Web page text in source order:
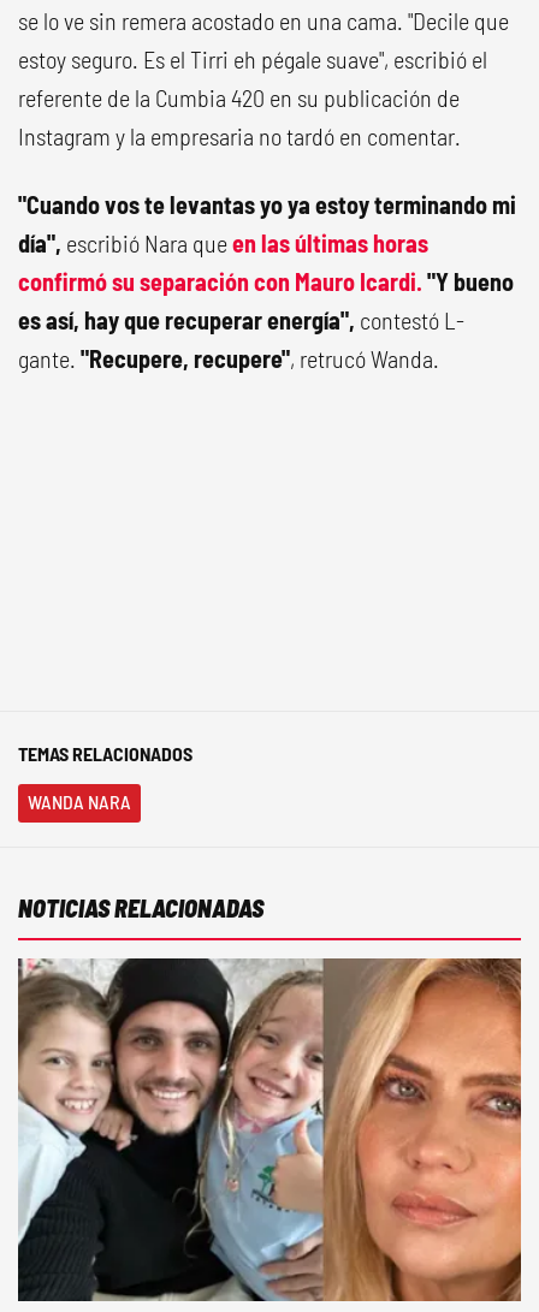
se lo ve sin remera acostado en una cama. "Decile que
estoy seguro. Es el Tirri eh pégale suave", escribió el
referente de la Cumbia 420 en su publicación de
Instagram y la empresaria no tardó en comentar.
"Cuando vos te levantas yo ya estoy terminando mi
día", escribió Nara queen las últimas horas
confirmó su separación con Mauro Icardi. "Y bueno
es así, hay que recuperar energía", contestó L-
gante. "Recupere, recupere", retrucó Wanda.
TEMAS RELACIONADOS
WANDA NARA
NOTICIAS RELACIONADAS